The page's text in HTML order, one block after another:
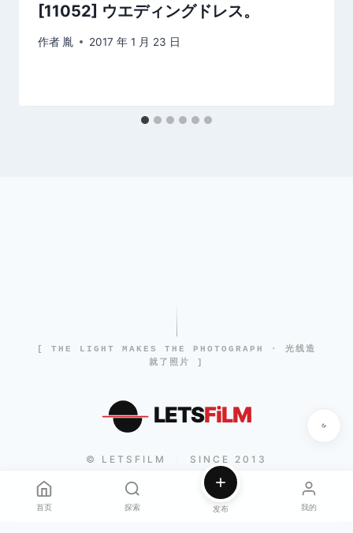
[11052] ウエディングドレス。
作者 胤 2017 年 1 月 23 日
[ THE LIGHT MAKES THE PHOTOGRAPH · 光线造
就了照片 ]
LETSFiLM
© LETSFILM SINCE 2013
首页 探索 发布 我的